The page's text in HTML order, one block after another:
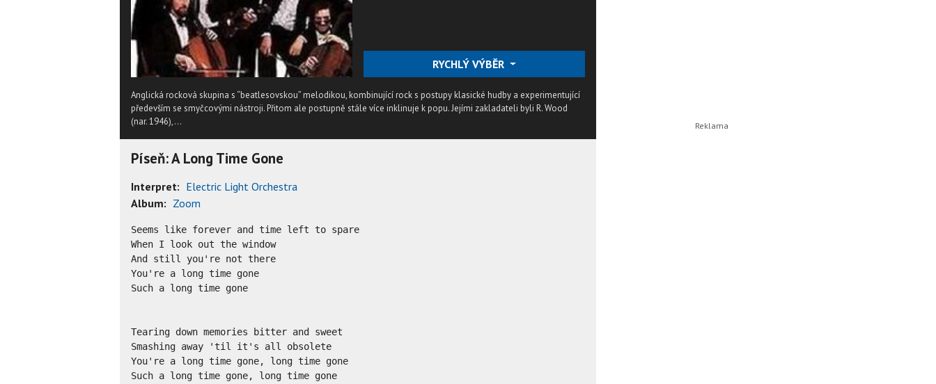
RYCHLÝ VÝBĚR
Anglická rocková skupina s “beatlesovskou” melodikou, kombinující rock s postupy klasické hudby a experimentující
především se smyčcovými nástroji. Přitom ale postupně stále více inklinuje k popu. Jejími zakladateli byli R. Wood
(nar. 1946),...
Píseň: A Long Time Gone
Interpret: Electric Light Orchestra
Album: Zoom
Seems like forever and time left to spare
When I look out the window
And still you're not there
You're a long time gone
Such a long time gone
Tearing down memories bitter and sweet
Smashing away 'til it's all obsolete
You're a long time gone, long time gone
Such a long time gone, long time gone